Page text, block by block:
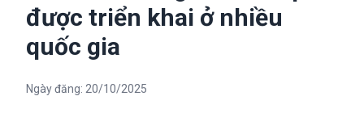
được triển khai ở nhiều
quốc gia
Ngày đăng: 20/10/2025